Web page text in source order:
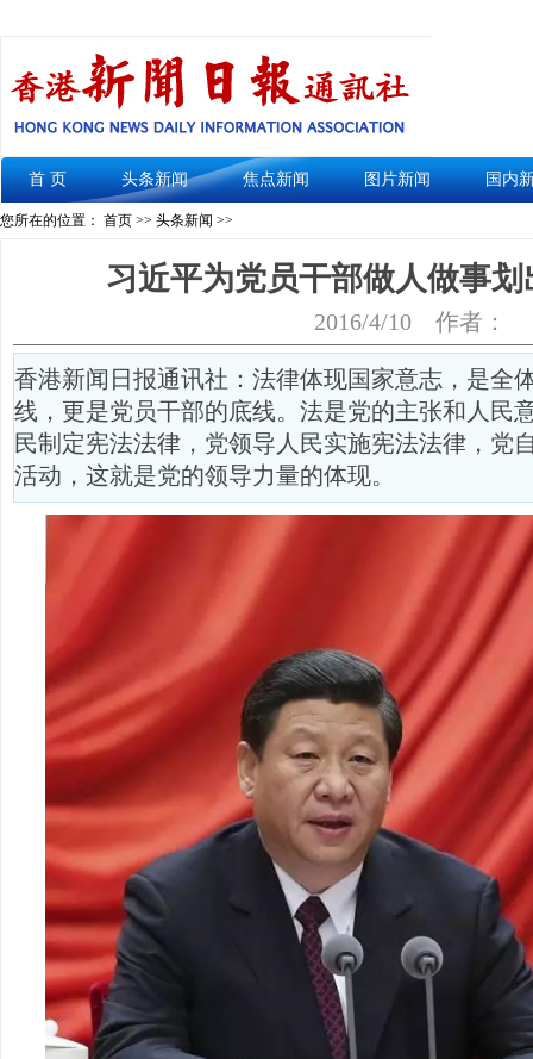
首 页 头条新闻 焦点新闻 图片新闻 国内
您所在的位置： 首页 >> 头条新闻 >>
习近平为党员干部做人做事
2016/4/10 作者：
香港新闻日报通讯社：法律体现国家意志，是全
线，更是党员干部的底线。法是党的主张和人民
民制定宪法法律，党领导人民实施宪法法律，党
活动，这就是党的领导力量的体现。